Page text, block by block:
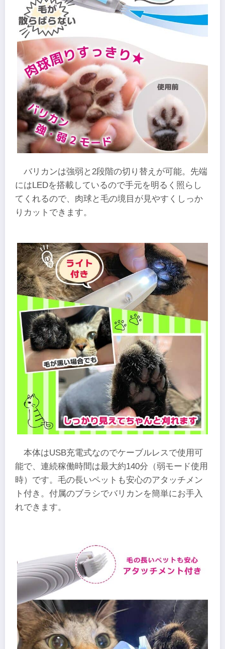
バリカンは強弱と2段階の切り替えが可能。先端
にはLEDを搭載しているので手元を明るく照らし
てくれるので、肉球と毛の境目が見やすくしっか
りカットできます。
本体はUSB充電式なのでケーブルレスで使用可
能で、連続稼働時間は最大約140分（弱モード使用
時）です。毛の長いペットも安心のアタッチメン
ト付き。付属のブラシでバリカンを簡単にお手入
れできます。